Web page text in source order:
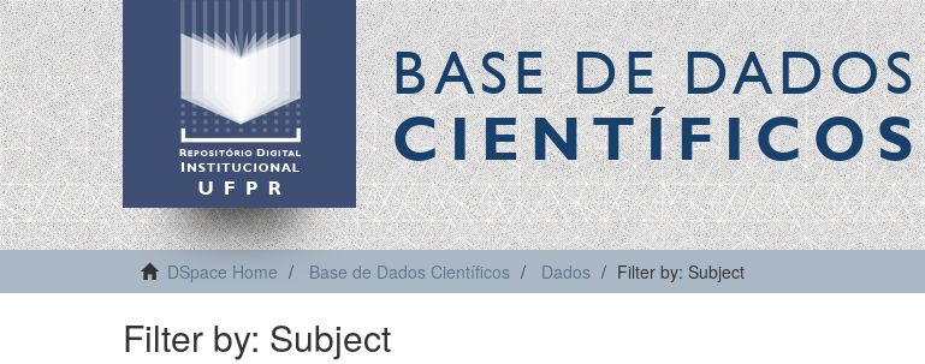
BASE DE DADOS
CIENTÍFICOS
DSpace Home Base de Dados Científicos Dados Filter by: Subject
Filter by: Subject